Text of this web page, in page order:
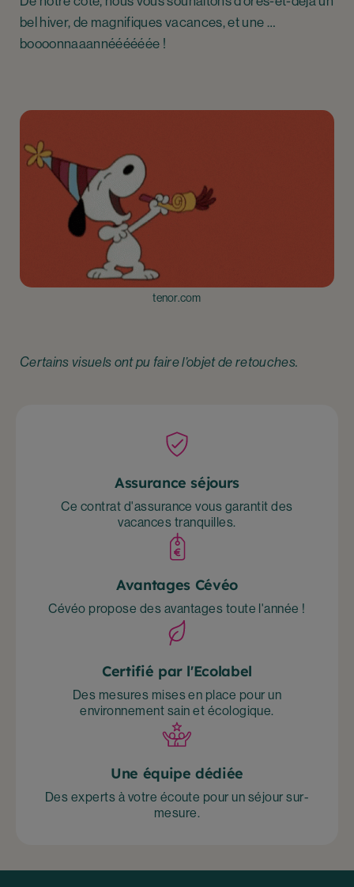
bel hiver, de magnifiques vacances, et une …
boooonnaaannéééééée !
tenor.com
Certains visuels ont pu faire l’objet de retouches.
Assurance séjours
Ce contrat d'assurance vous garantit des
vacances tranquilles.
Avantages Cévéo
Cévéo propose des avantages toute l'année !
Certifié par l'Ecolabel
Des mesures mises en place pour un
environnement sain et écologique.
Une équipe dédiée
Des experts à votre écoute pour un séjour sur-
mesure.